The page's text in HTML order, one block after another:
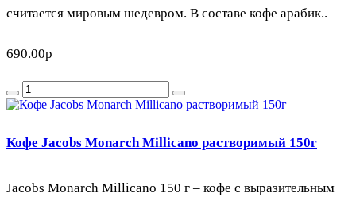
считается мировым шедевром. В составе кофе арабик..
690.00р
Кофе Jacobs Monarch Millicano растворимый 150г
Jacobs Monarch Millicano 150 г – кофе с выразительным